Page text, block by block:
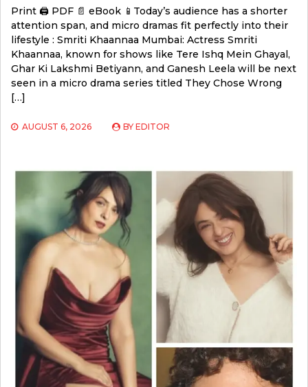
Print 🖨 PDF 📄 eBook 📱Today’s audience has a shorter
attention span, and micro dramas fit perfectly into their
lifestyle : Smriti Khaannaa Mumbai: Actress Smriti
Khaannaa, known for shows like Tere Ishq Mein Ghayal,
Ghar Ki Lakshmi Betiyann, and Ganesh Leela will be next
seen in a micro drama series titled They Chose Wrong
[…]
AUGUST 6, 2026 BY EDITOR